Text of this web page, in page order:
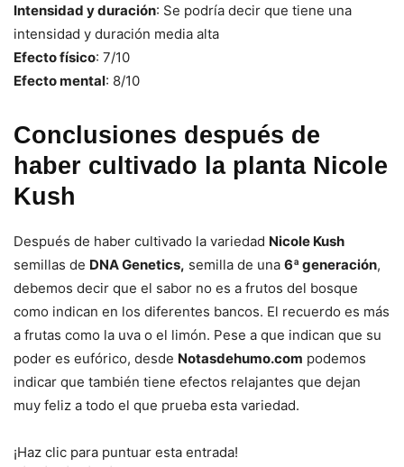
Intensidad y duración: Se podría decir que tiene una
intensidad y duración media alta
Efecto físico: 7/10
Efecto mental: 8/10
Conclusiones después de
haber cultivado la planta Nicole
Kush
Después de haber cultivado la variedad Nicole Kush
semillas de DNA Genetics, semilla de una 6ª generación,
debemos decir que el sabor no es a frutos del bosque
como indican en los diferentes bancos. El recuerdo es más
a frutas como la uva o el limón. Pese a que indican que su
poder es eufórico, desde Notasdehumo.com podemos
indicar que también tiene efectos relajantes que dejan
muy feliz a todo el que prueba esta variedad.
¡Haz clic para puntuar esta entrada!